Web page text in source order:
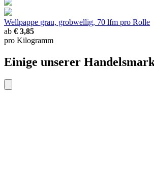
Wellpappe grau, grobwellig, 70 lfm pro Rolle
ab € 3,85
pro Kilogramm
Einige unserer